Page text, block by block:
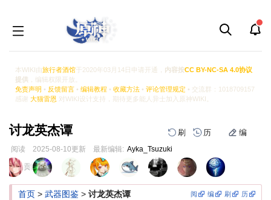
本WIKI由旅行者酒馆于2020年03月14日申请开通， 内容按CC BY-NC-SA 4.0协议
提供 ，编辑权限开放。
免责声明 • 反馈留言 • 编辑教程 • 收藏方法 • 评论管理规定 • 交流群：1018709157
感谢 大猫雷恩 对WIKI设计支持，期待更多能人异士加入原神WIKI。
讨龙英杰谭 刷 历 编
阅读 2025-08-10更新 最新编辑: Ayka_Tsuzuki
跳
到
导
跳
到
搜
页面贡献者 :
阅 编 刷 历
首页 > 武器图鉴 > 讨龙英杰谭